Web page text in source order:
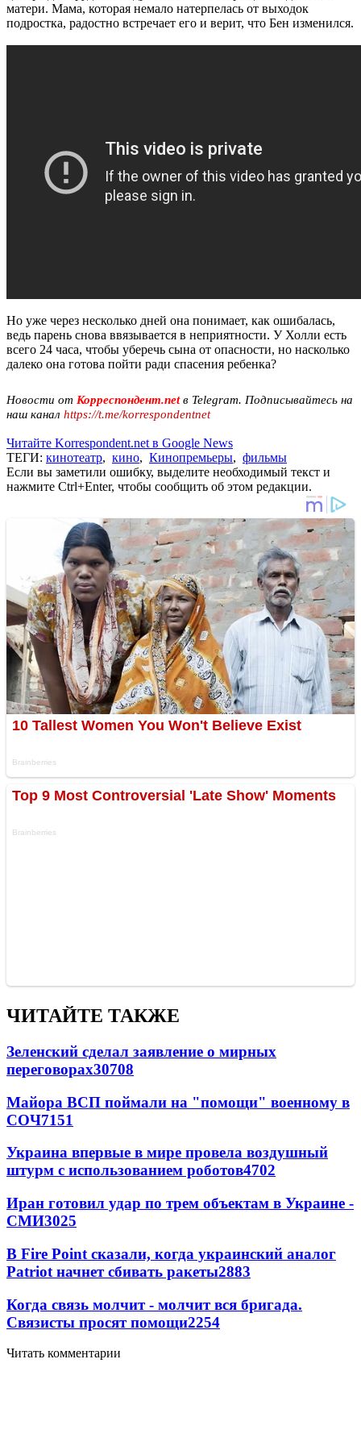
матери. Мама, которая немало натерпелась от выходок
подростка, радостно встречает его и верит, что Бен изменился.
Но уже через несколько дней она понимает, как ошибалась,
ведь парень снова ввязывается в неприятности. У Холли есть
всего 24 часа, чтобы уберечь сына от опасности, но насколько
далеко она готова пойти ради спасения ребенка?
Новости от Корреспондент.netв Telegram. Подписывайтесь на
наш канал https://t.me/korrespondentnet
Читайте Korrespondent.net в Google News
ТЕГИ: кинотеатр, кино, Кинопремьеры, фильмы
Если вы заметили ошибку, выделите необходимый текст и
нажмите Ctrl+Enter, чтобы сообщить об этом редакции.
ЧИТАЙТЕ ТАКЖЕ
Зеленский сделал заявление о мирных
переговорах30708
Майора ВСП поймали на "помощи" военному в
СОЧ7151
Украина впервые в мире провела воздушный
штурм с использованием роботов4702
Иран готовил удар по трем объектам в Украине -
СМИ3025
В Fire Point сказали, когда украинский аналог
Patriot начнет сбивать ракеты2883
Когда связь молчит - молчит вся бригада.
Связисты просят помощи2254
Читать комментарии